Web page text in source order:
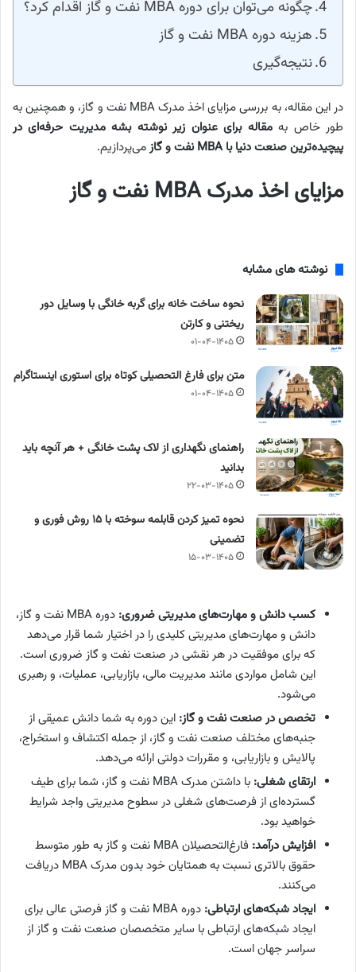
چگونه می‌توان برای دوره MBA نفت و گاز اقدام کرد؟
هزینه دوره MBA نفت و گاز
نتیجه‌گیری
در این مقاله، به بررسی مزایای اخذ مدرک MBA نفت و گاز، و همچنین به
طور خاص بهمقاله برای عنوان زیر نوشته بشه مدیریت حرفه‌ای در
پیچیده‌ترین صنعت دنیا با MBA نفت و گاز
می‌پردازیم.
مزایای اخذ مدرک MBA نفت و گاز
نوشته های مشابه
نحوه ساخت خانه برای گربه خانگی با وسایل دور
ریختنی و کارتن
۰۱-۰۴-۱۴۰۵
متن برای فارغ التحصیلی کوتاه برای استوری اینستاگرام
۰۱-۰۴-۱۴۰۵
راهنمای نگهداری از لاک پشت خانگی + هر آنچه باید
بدانید
۲۲-۰۳-۱۴۰۵
نحوه تمیز کردن قابلمه سوخته با ۱۵ روش فوری و
تضمینی
۱۵-۰۳-۱۴۰۵
کسب دانش و مهارت‌های مدیریتی ضروری:
دوره MBA نفت و گاز،
دانش و مهارت‌های مدیریتی کلیدی را در اختیار شما قرار می‌دهد
که برای موفقیت در هر نقشی در صنعت نفت و گاز ضروری است.
این شامل مواردی مانند مدیریت مالی، بازاریابی، عملیات، و رهبری
می‌شود.
تخصص در صنعت نفت و گاز: این دوره به شما دانش عمیقی از
جنبه‌های مختلف صنعت نفت و گاز، از جمله اکتشاف و استخراج،
پالایش و بازاریابی، و مقررات دولتی ارائه می‌دهد.
ارتقای شغلی:
با داشتن مدرک MBA نفت و گاز، شما برای طیف
گسترده‌ای از فرصت‌های شغلی در سطوح مدیریتی واجد شرایط
خواهید بود.
افزایش درآمد:
فارغ‌التحصیلان MBA نفت و گاز به طور متوسط
حقوق بالاتری نسبت به همتایان خود بدون مدرک MBA دریافت
می‌کنند.
ایجاد شبکه‌های ارتباطی:
دوره MBA نفت و گاز فرصتی عالی برای
ایجاد شبکه‌های ارتباطی با سایر متخصصان صنعت نفت و گاز از
سراسر جهان است.